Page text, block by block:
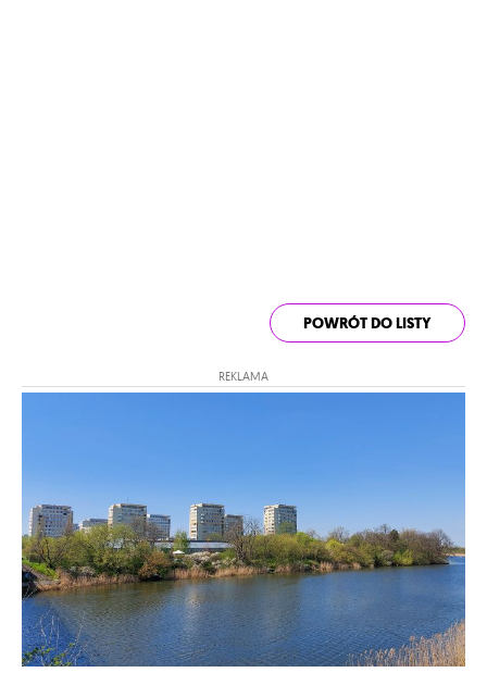
POWRÓT DO LISTY
REKLAMA